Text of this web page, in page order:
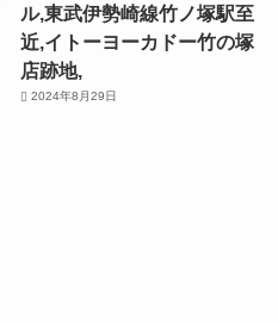
ル,東武伊勢崎線竹ノ塚駅至
近,イトーヨーカドー竹の塚
店跡地,
2024年8月29日